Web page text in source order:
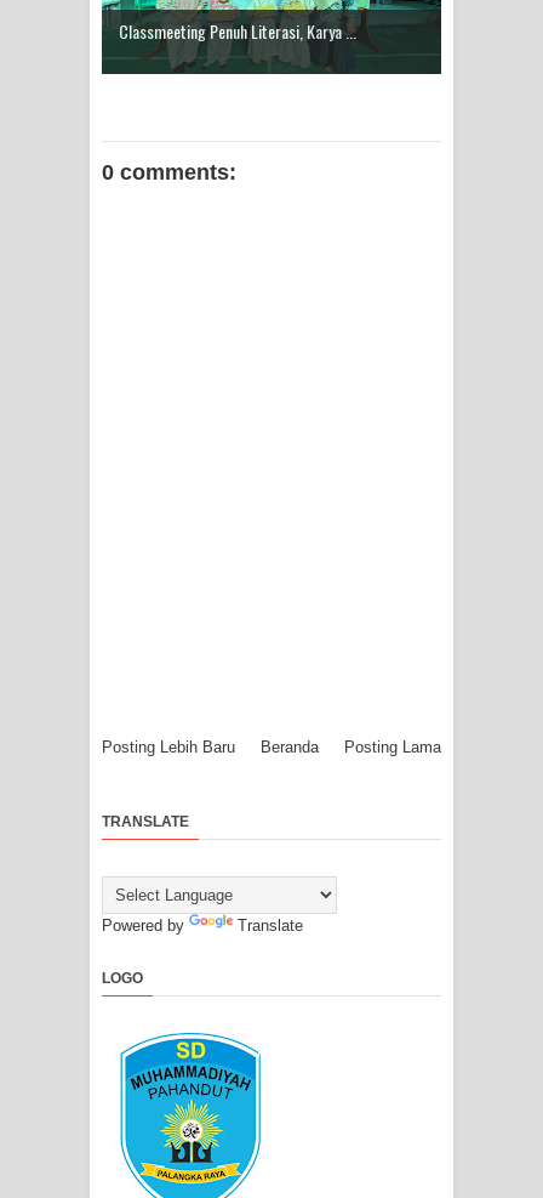
Classmeeting Penuh Literasi, Karya ...
0 comments:
Posting Lebih Baru Posting Lama
Beranda
TRANSLATE
Powered by Translate
LOGO